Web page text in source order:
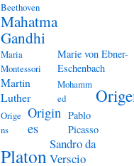
Beethoven
Mahatma
Gandhi
Maria
Montessori
Marie von Ebner-
Eschenbach
Martin
Luther
Mohamm
ed
Orige
ns
Origin
es
Pablo
Picasso
Platon
Sandro da
Verscio